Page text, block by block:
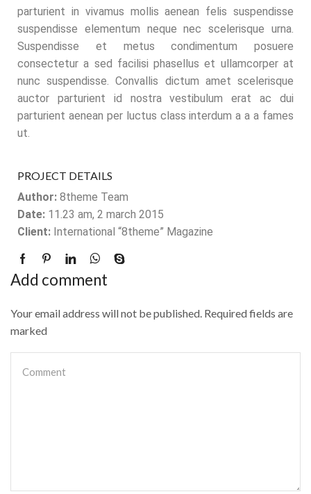
parturient in vivamus mollis aenean felis suspendisse
suspendisse elementum neque nec scelerisque urna.
Suspendisse et metus condimentum posuere
consectetur a sed facilisi phasellus et ullamcorper at
nunc suspendisse. Convallis dictum amet scelerisque
auctor parturient id nostra vestibulum erat ac dui
parturient aenean per luctus class interdum a a a fames
ut.
PROJECT DETAILS
Author: 8theme Team
Date: 11.23 am, 2 march 2015
Client: International “8theme” Magazine
Add comment
Your email address will not be published. Required fields are
marked